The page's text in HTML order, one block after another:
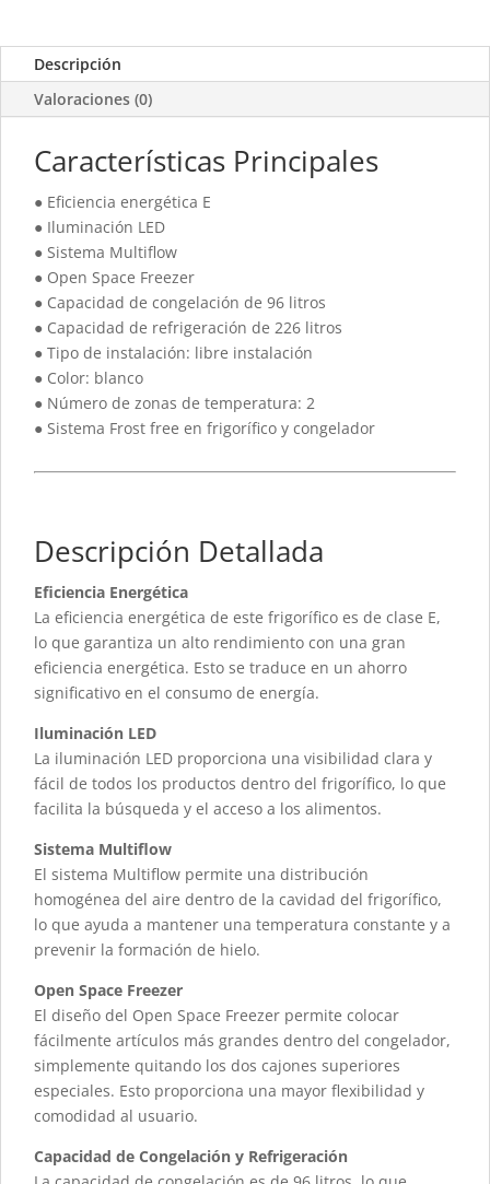
Descripción
Valoraciones (0)
Características Principales
● Eficiencia energética E
● Iluminación LED
● Sistema Multiflow
● Open Space Freezer
● Capacidad de congelación de 96 litros
● Capacidad de refrigeración de 226 litros
● Tipo de instalación: libre instalación
● Color: blanco
● Número de zonas de temperatura: 2
● Sistema Frost free en frigorífico y congelador
Descripción Detallada
Eficiencia Energética
La eficiencia energética de este frigorífico es de clase E,
lo que garantiza un alto rendimiento con una gran
eficiencia energética. Esto se traduce en un ahorro
significativo en el consumo de energía.
Iluminación LED
La iluminación LED proporciona una visibilidad clara y
fácil de todos los productos dentro del frigorífico, lo que
facilita la búsqueda y el acceso a los alimentos.
Sistema Multiflow
El sistema Multiflow permite una distribución
homogénea del aire dentro de la cavidad del frigorífico,
lo que ayuda a mantener una temperatura constante y a
prevenir la formación de hielo.
Open Space Freezer
El diseño del Open Space Freezer permite colocar
fácilmente artículos más grandes dentro del congelador,
simplemente quitando los dos cajones superiores
especiales. Esto proporciona una mayor flexibilidad y
comodidad al usuario.
Capacidad de Congelación y Refrigeración